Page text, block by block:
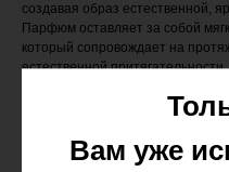
Вам уже
создавая образ естественной,
Парфюм оставляет за собой
который сопровождает на
естественной
собой, отражает концепцию